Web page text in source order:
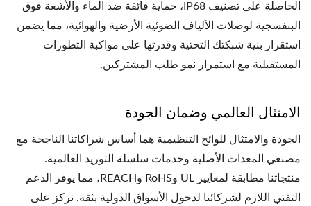
الحاصلة على تصنيف IP68، حماية فائقة ضد الماء والأشعة فوق
البنفسجية لوصلات الألياف الضوئية الأرضية والهوائية، مما يضمن
استقرار بنية شبكتك التحتية وقدرتها على مواكبة التطورات
المستقبلية مع استمرار نمو طلب المشتركين.
الامتثال العالمي وضمان الجودة
الجودة والامتثال للوائح التنظيمية هما أساس شراكاتنا الناجحة مع
مصنعي المعدات الأصلية وخدمات سلسلة التوريد العالمية.
منتجاتنا مطابقة لمعايير UL وRoHS وREACH، مما يوفر الدعم
التقني اللازم لشركائنا لدخول الأسواق الدولية بثقة. نركز على